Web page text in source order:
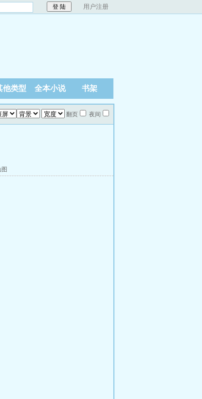
用户注册
他类型 全本小说 书架
翻页 夜间